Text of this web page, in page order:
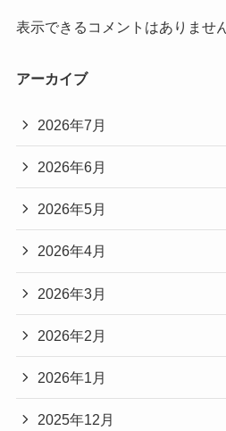
表示できるコメントはありません
アーカイブ
2026年7月
2026年6月
2026年5月
2026年4月
2026年3月
2026年2月
2026年1月
2025年12月